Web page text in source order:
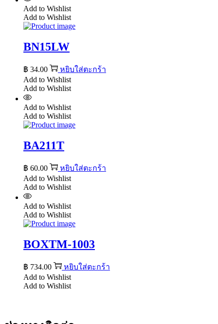
Add to Wishlist
Add to Wishlist
BN15LW
฿ 34.00
หยิบใส่ตะกร้า
Add to Wishlist
Add to Wishlist
Add to Wishlist
Add to Wishlist
BA211T
฿ 60.00
หยิบใส่ตะกร้า
Add to Wishlist
Add to Wishlist
Add to Wishlist
Add to Wishlist
BOXTM-1003
฿ 734.00
หยิบใส่ตะกร้า
Add to Wishlist
Add to Wishlist